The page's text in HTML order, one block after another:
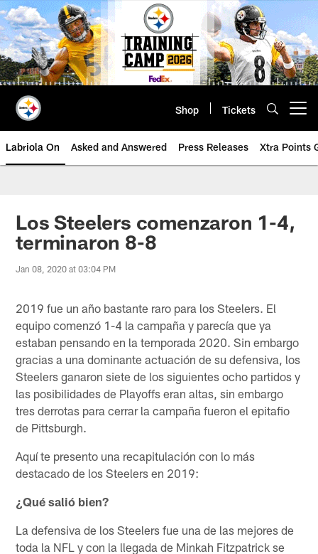
Skip
to
main
content
Shop Tickets
Labriola On Asked and Answered Press Releases Xtra Points
Los Steelers comenzaron 1-4,
terminaron 8-8
Jan 08, 2020 at 03:04 PM
2019 fue un año bastante raro para los Steelers. El
equipo comenzó 1-4 la campaña y parecía que ya
estaban pensando en la temporada 2020. Sin embargo
gracias a una dominante actuación de su defensiva, los
Steelers ganaron siete de los siguientes ocho partidos y
las posibilidades de Playoffs eran altas, sin embargo
tres derrotas para cerrar la campaña fueron el epitafio
de Pittsburgh.
Aquí te presento una recapitulación con lo más
destacado de los Steelers en 2019:
¿Qué salió bien?
La defensiva de los Steelers fue una de las mejores de
toda la NFL y con la llegada de Minkah Fitzpatrick se